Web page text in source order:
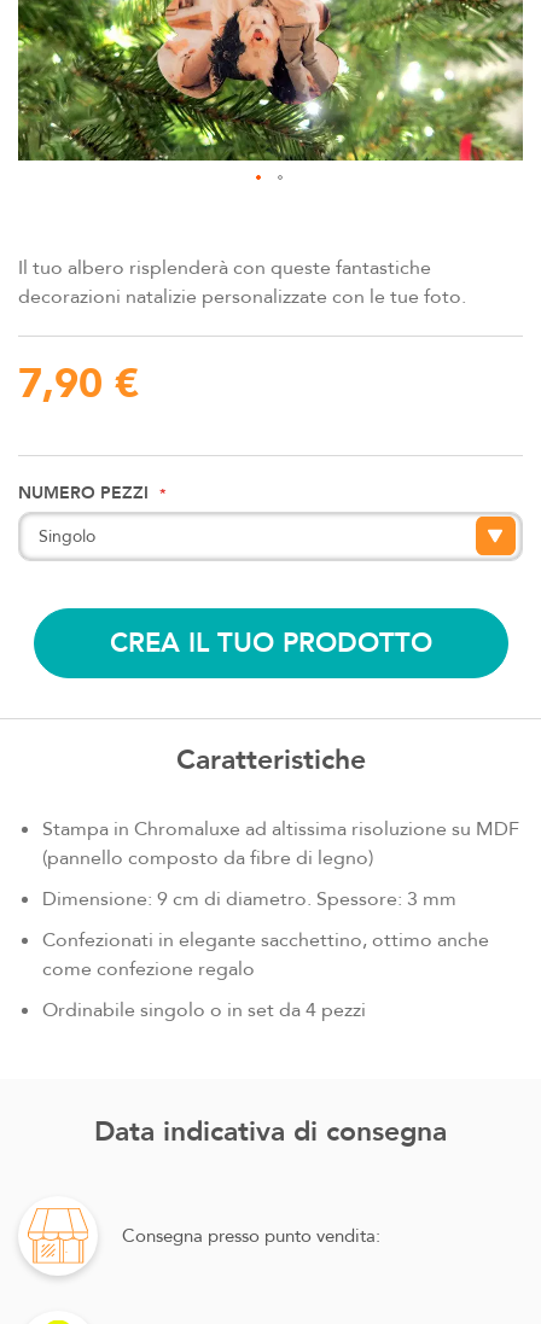
Il tuo albero risplenderà con queste fantastiche
decorazioni natalizie personalizzate con le tue foto.
7,90 €
NUMERO PEZZI
CREA IL TUO PRODOTTO
della
galleria
di
immagini
Caratteristiche
Stampa in Chromaluxe ad altissima risoluzione su MDF
(pannello composto da fibre di legno)
Dimensione: 9 cm di diametro. Spessore: 3 mm
Confezionati in elegante sacchettino, ottimo anche
come confezione regalo
Ordinabile singolo o in set da 4 pezzi
Data indicativa di consegna
Consegna presso punto vendita: